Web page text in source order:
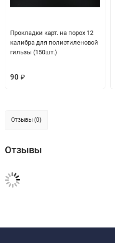
Прокладки карт. на порох 12
калибра для полиэтиленовой
гильзы (150шт.)
90 ₽
Отзывы (0)
Отзывы